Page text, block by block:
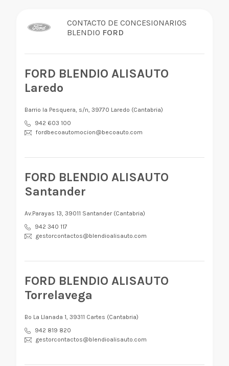
CONTACTO DE CONCESIONARIOS
BLENDIO FORD
FORD BLENDIO ALISAUTO
Laredo
Barrio la Pesquera, s/n, 39770 Laredo (Cantabria)
942 603 100
fordbecoautomocion@becoauto.com
FORD BLENDIO ALISAUTO
Santander
Av.Parayas 13, 39011 Santander (Cantabria)
942 340 117
gestorcontactos@blendioalisauto.com
FORD BLENDIO ALISAUTO
Torrelavega
Bº La Llanada 1, 39311 Cartes (Cantabria)
942 819 820
gestorcontactos@blendioalisauto.com